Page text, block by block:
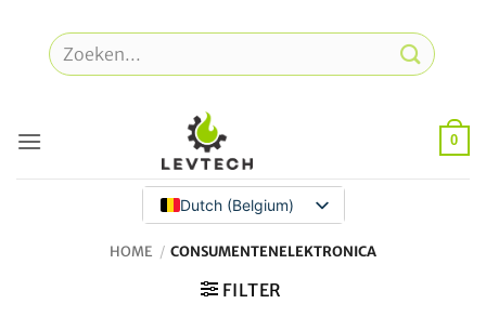
inhoud
Zoeken
naar:
0
Dutch (Belgium)
HOME / CONSUMENTENELEKTRONICA
FILTER